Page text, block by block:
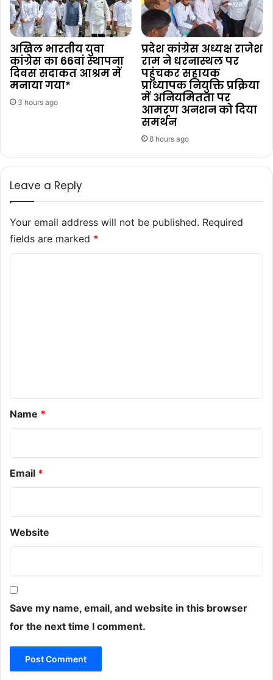
अखिल भारतीय युवा
कांग्रेस का 66वां स्थापना
दिवस सदाकत आश्रम में
मनाया गया*
3 hours ago
प्रदेश कांग्रेस अध्यक्ष राजेश
राम ने धरनास्थल पर
पहुंचकर सहायक
प्राध्यापक नियुक्ति प्रक्रिया
में अनियमितता पर
आमरण अनशन को दिया
समर्थन
8 hours ago
Leave a Reply
Your email address will not be published. Required
fields are marked *
Name *
Email *
Website
Save my name, email, and website in this browser
for the next time I comment.